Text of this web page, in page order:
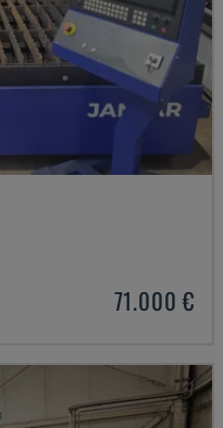
71.000 €